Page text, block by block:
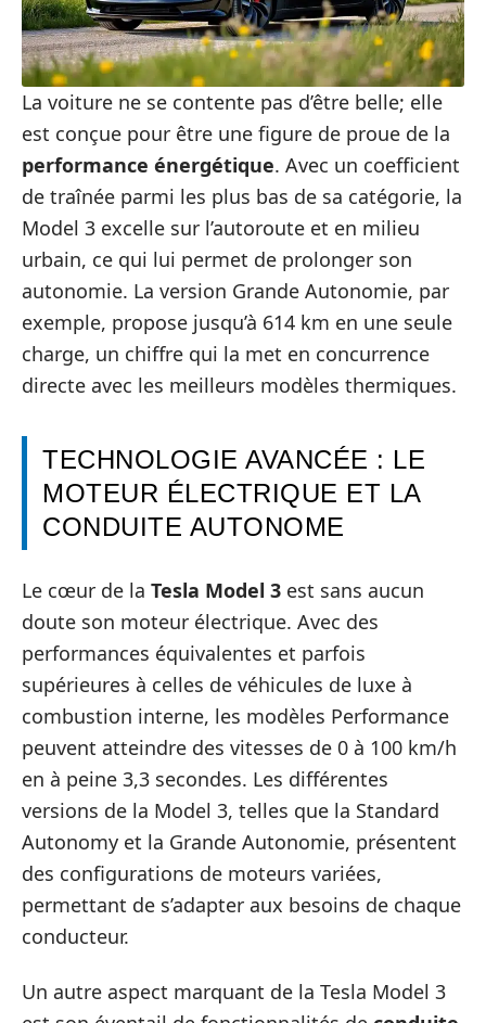
La voiture ne se contente pas d’être belle; elle
est conçue pour être une figure de proue de la
performance énergétique. Avec un coefficient
de traînée parmi les plus bas de sa catégorie, la
Model 3 excelle sur l’autoroute et en milieu
urbain, ce qui lui permet de prolonger son
autonomie. La version Grande Autonomie, par
exemple, propose jusqu’à 614 km en une seule
charge, un chiffre qui la met en concurrence
directe avec les meilleurs modèles thermiques.
TECHNOLOGIE AVANCÉE : LE
MOTEUR ÉLECTRIQUE ET LA
CONDUITE AUTONOME
Le cœur de la Tesla Model 3 est sans aucun
doute son moteur électrique. Avec des
performances équivalentes et parfois
supérieures à celles de véhicules de luxe à
combustion interne, les modèles Performance
peuvent atteindre des vitesses de 0 à 100 km/h
en à peine 3,3 secondes. Les différentes
versions de la Model 3, telles que la Standard
Autonomy et la Grande Autonomie, présentent
des configurations de moteurs variées,
permettant de s’adapter aux besoins de chaque
conducteur.
Un autre aspect marquant de la Tesla Model 3